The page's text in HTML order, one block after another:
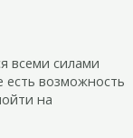
всеми силами
возможность
на